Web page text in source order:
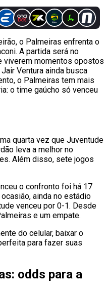
o Palmeiras enfrenta o
A partida será no
viverem momentos opostos
Ventura ainda busca
o Palmeiras tem mais
o time gaúcho só venceu
quarta vez que Juventude
leva a melhor no
Além disso, sete jogos
o confronto foi há 17
ainda no estádio
venceu por 0-1. Desde
e um empate.
do celular, baixar o
para fazer suas
odds para a